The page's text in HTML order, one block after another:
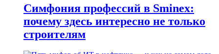
Симфония профессий в Sminex:
почему здесь интересно не только
строителям